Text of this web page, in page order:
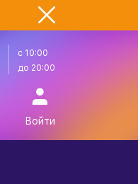
с 10:00
до 20:00
Войти